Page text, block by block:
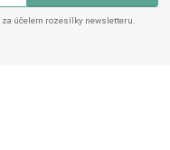
za účelem rozesílky newsletteru.